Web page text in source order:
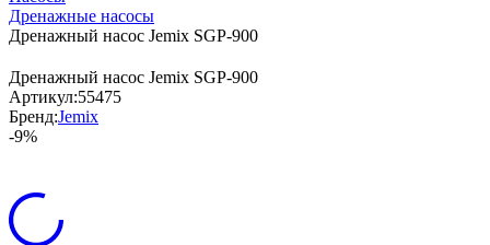
Дренажные насосы
Дренажный насос Jemix SGP-900
Дренажный насос Jemix SGP-900
Артикул:55475
Бренд:Jemix
-9%